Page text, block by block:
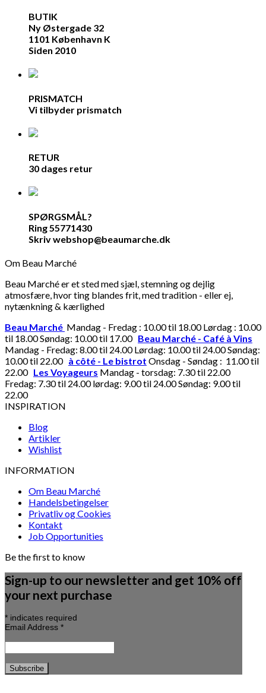
BUTIK
Ny Østergade 32
1101 København K
Siden 2010
PRISMATCH
Vi tilbyder prismatch
RETUR
30 dages retur
SPØRGSMÅL?
Ring 55771430
Skriv webshop@beaumarche.dk
Om Beau Marché
Beau Marché er et sted med sjæl, stemning og dejlig
atmosfære, hvor ting blandes frit, med tradition - eller ej,
nytænkning & kærlighed
Beau Marché Mandag - Fredag : 10.00 til 18.00 Lørdag : 10.00
til 18.00 Søndag: 10.00 til 17.00 Beau Marché - Café à Vins
Mandag - Fredag: 8.00 til 24.00 Lørdag: 10.00 til 24.00 Søndag:
10.00 til 22.00 à côté - Le bistrot Onsdag - Søndag : 11.00 til
22.00 Les Voyageurs Mandag - torsdag: 7.30 til 22.00
Fredag: 7.30 til 24.00 lørdag: 9.00 til 24.00 Søndag: 9.00 til
22.00
INSPIRATION
Blog
Artikler
Wishlist
INFORMATION
Om Beau Marché
Handelsbetingelser
Privatliv og Cookies
Kontakt
Job Opportunities
Be the first to know
Sign-up to our newsletter and get 10% off
your next purchase
* indicates required
Email Address *